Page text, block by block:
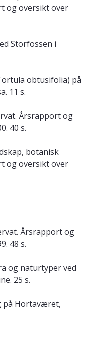
og oversikt over
Storfossen i
obtusifolia) på
11 s.
Årsrapport og
40 s.
botanisk
og oversikt over
Årsrapport og
48 s.
og naturtyper ved
25 s.
på Hortaværet,